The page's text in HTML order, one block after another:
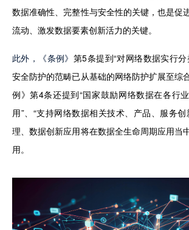
数据准确性、完整性与安全性的关键，也是促
流动、激发数据要素创新活力的关键。
此外，《条例》 第5条提到“对网络数据实行
安全防护的范畴已从基础的网络防护扩展至综
例》第4条还提到“国家鼓励网络数据在各行
用”、“支持网络数据相关技术、产品、服务
理、数据创新应用将在数据全生命周期应用当
用。